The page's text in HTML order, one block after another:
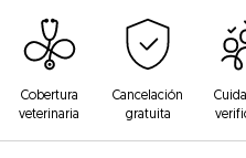
Cobertura
veterinaria
Cancelación
gratuita